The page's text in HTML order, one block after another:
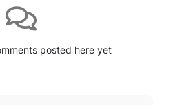
posted here yet